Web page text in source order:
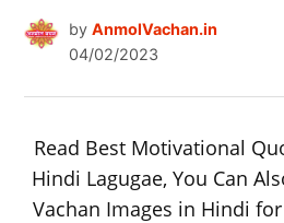
by AnmolVachan.in
04/02/2023
Read Best Motivational
Hindi Lagugae, You Can
Vachan Images in Hindi